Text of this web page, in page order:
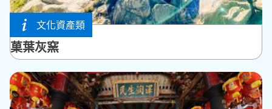
文化資產類
湖西鄉
菓葉灰窯